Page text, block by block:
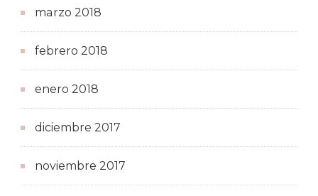
marzo 2018
febrero 2018
enero 2018
diciembre 2017
noviembre 2017